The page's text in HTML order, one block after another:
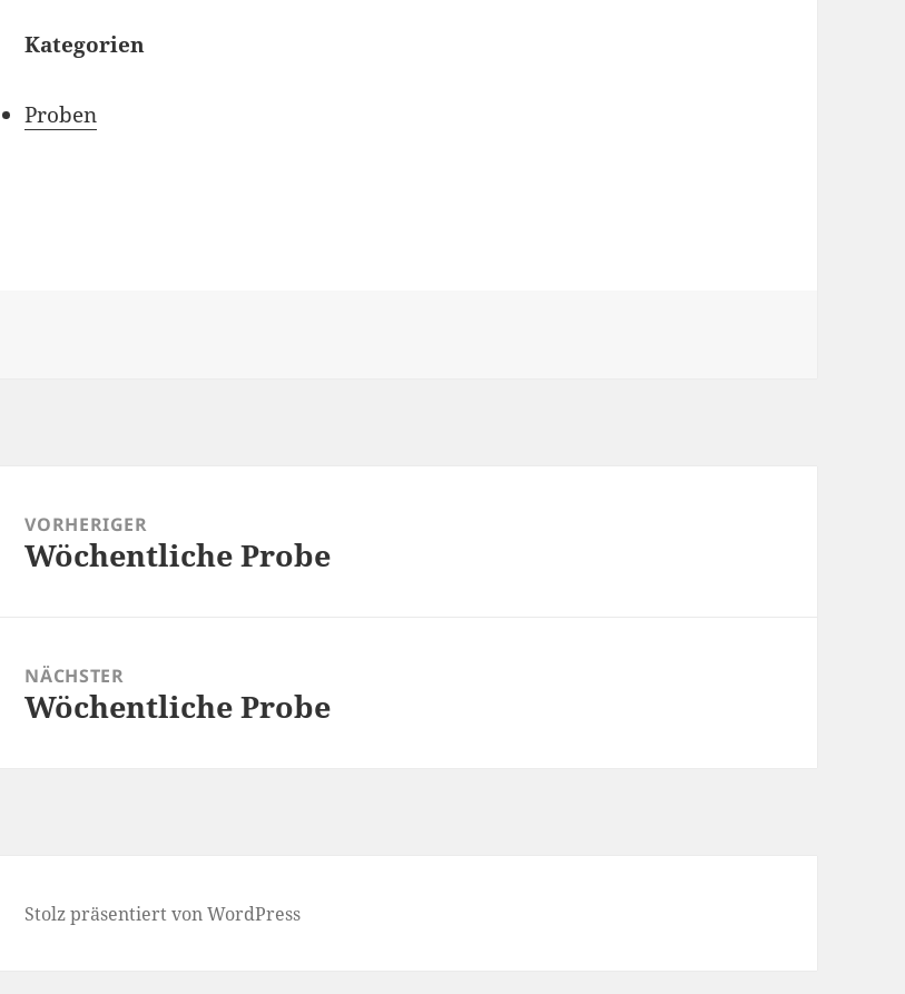
Kategorien
Proben
VORHERIGER
Vorheriger
Wöchentliche Probe
NÄCHSTER
Nächster
Wöchentliche Probe
Stolz präsentiert von WordPress